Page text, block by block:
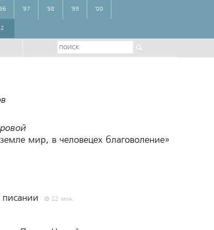
'97 '98 '99 '00
мир, в человецех благоволение»
22 мин.